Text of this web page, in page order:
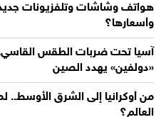
هواتف وشاشات وتلفزيونات
وأسعارها؟
«دولفين» يهدد الصين
من أوكرانيا إلى الشرق الأوسط..
العالم؟